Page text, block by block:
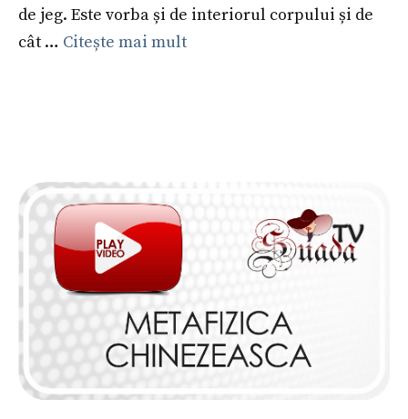
de jeg. Este vorba și de interiorul corpului și de
cât … Citește mai mult